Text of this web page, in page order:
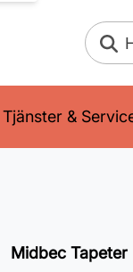
Sök
Tjänster &
Midbec Tapeter